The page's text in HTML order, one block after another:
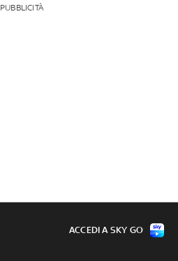
PUBBLICITÀ
ACCEDI A SKY GO